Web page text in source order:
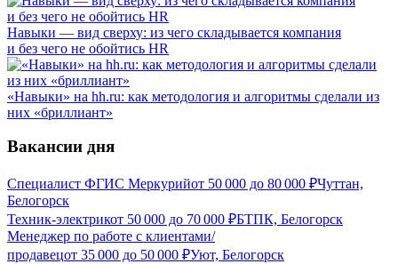
Навыки — вид сверху: из чего складывается компания
и без чего не обойтись HR
«Навыки» на hh.ru: как методология и алгоритмы сделали из
них «бриллиант»
Вакансии дня
Специалист ФГИС Меркурийот 50 000 до 80 000 ₽Чуттан,
Белогорск
Техник-электрикот 50 000 до 70 000 ₽БТПК, Белогорск
Менеджер по работе с клиентами/
продавецот 35 000 до 50 000 ₽Уют, Белогорск